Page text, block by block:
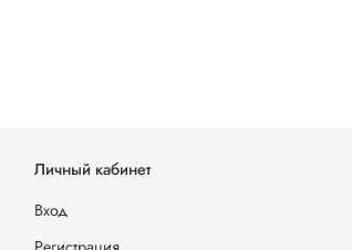
Личный кабинет
Вход